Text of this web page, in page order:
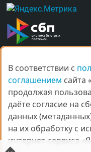
О насНаграды
Рекламные услуги в
© Все права защищены.
В соответствии с
соглашением сайта
продолжая
даёте согласие на
данных
на их обработку с
интернет-сервиса
В соответствии с
соглашением сайта
продолжая
даёте согласие на
данных
на их обработку с
интернет-сервиса